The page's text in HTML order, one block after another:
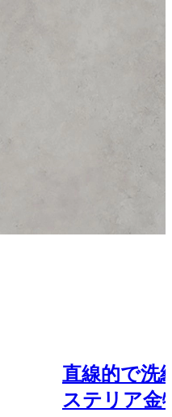
直線的で洗
ステリア金